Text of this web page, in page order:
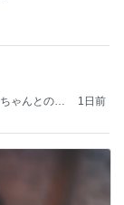
ゃんとのは
1日前